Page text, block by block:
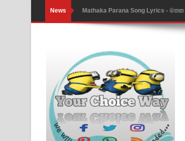
News Nimnadhen Song Lyrics -
Obamai Mage Adare Song Lyrics
Pansal Gihin Song Lyrics - පන්සල්
Ankeliya Song Lyrics - අංකෙළිය
DEAR GOD Song Lyrics - ඩියර්
MANAMALA KATHA Song Lyrics
Dai Dai Lyrics - Shakira, Burna